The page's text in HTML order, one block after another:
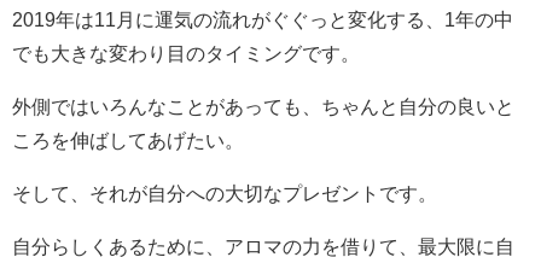
2019年は11月に運気の流れがぐぐっと変化する、1年の中
でも大きな変わり目のタイミングです。
外側ではいろんなことがあっても、ちゃんと自分の良いと
ころを伸ばしてあげたい。
そして、それが自分への大切なプレゼントです。
自分らしくあるために、アロマの力を借りて、最大限に自